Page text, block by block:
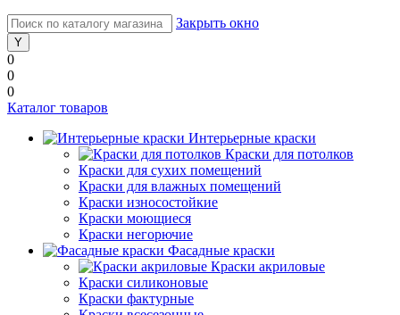
Закрыть окно
0
0
0
Каталог товаров
Интерьерные краски
Краски для потолков
Краски для сухих помещений
Краски для влажных помещений
Краски износостойкие
Краски моющиеся
Краски негорючие
Фасадные краски
Краски акриловые
Краски силиконовые
Краски фактурные